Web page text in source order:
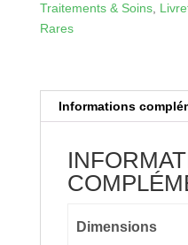
Traitements & Soins,
Rares
Informations
Dimensions